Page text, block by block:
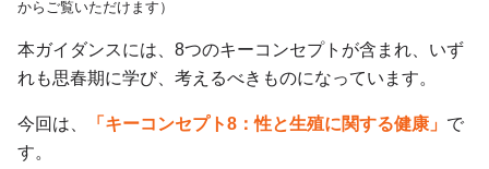
からご覧いただけます）
本ガイダンスには、8つのキーコンセプトが含まれ、いず
れも思春期に学び、考えるべきものになっています。
今回は、 「キーコンセプト8：性と生殖に関する健康」 で
す。